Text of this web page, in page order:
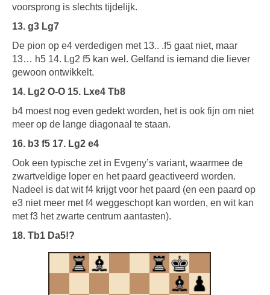
voorsprong is slechts tijdelijk.
13. g3 Lg7
De pion op e4 verdedigen met 13.. .f5 gaat niet, maar
13… h5 14. Lg2 f5 kan wel. Gelfand is iemand die liever
gewoon ontwikkelt.
14. Lg2 O-O 15. Lxe4 Tb8
b4 moest nog even gedekt worden, het is ook fijn om niet
meer op de lange diagonaal te staan.
16. b3 f5 17. Lg2 e4
Ook een typische zet in Evgeny’s variant, waarmee de
zwartveldige loper en het paard geactiveerd worden.
Nadeel is dat wit f4 krijgt voor het paard (en een paard op
e3 niet meer met f4 weggeschopt kan worden, en wit kan
met f3 het zwarte centrum aantasten).
18. Tb1 Da5!?